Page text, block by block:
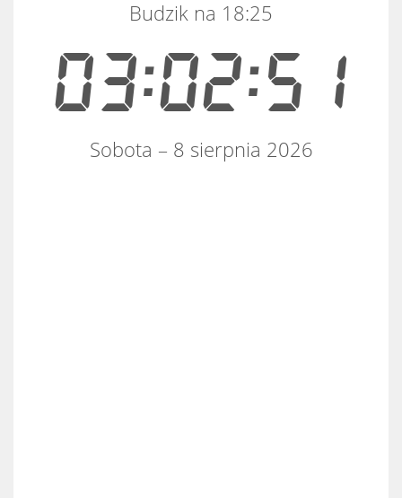
03:02:51
Budzik na 18:25
Sobota – 8 sierpnia 2026